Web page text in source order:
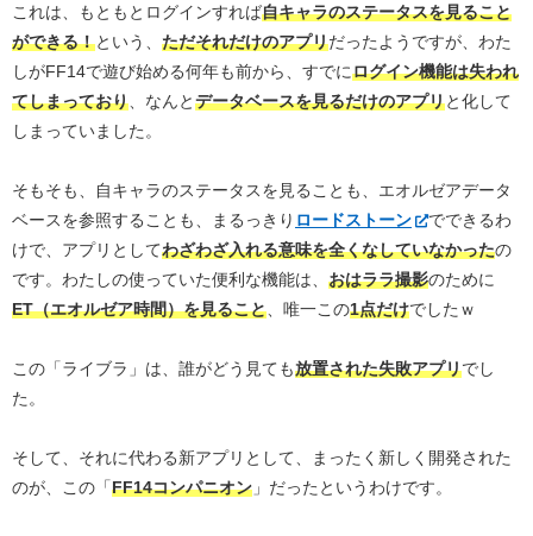
これは、もともとログインすれば自キャラのステータスを見ること
ができる！という、 ただそれだけのアプリだったようですが、わた
しがFF14で遊び始める何年も前から、すでにログイン機能は失われ
てしまっており 、なんとデータベースを見るだけのアプリと化して
しまっていました。
そもそも、自キャラのステータスを見ることも、エオルゼアデータ
ベースを参照することも、まるっきり ロードストーン
でできるわ
けで、アプリとしてわざわざ入れる意味を全くなしていなかったの
です。わたしの使っていた便利な機能は、 おはララ撮影のために
ET（エオルゼア時間）を見ること 、唯一この1点だけでしたｗ
この「ライブラ」は、誰がどう見ても放置された失敗アプリでし
た。
そして、それに代わる新アプリとして、まったく新しく開発された
のが、この「FF14コンパニオン 」だったというわけです。